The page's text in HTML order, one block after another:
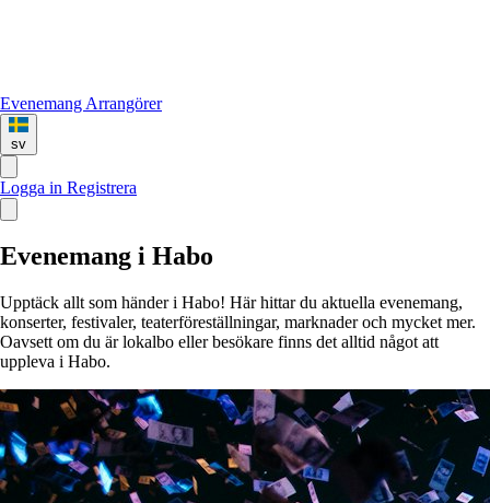
Evenemang Arrangörer
sv
Logga in Registrera
Evenemang i Habo
Upptäck allt som händer i Habo! Här hittar du aktuella evenemang,
konserter, festivaler, teaterföreställningar, marknader och mycket mer.
Oavsett om du är lokalbo eller besökare finns det alltid något att
uppleva i Habo.